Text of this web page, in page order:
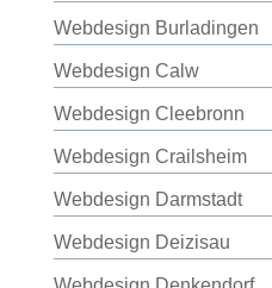
Webdesign Burladingen
Webdesign Calw
Webdesign Cleebronn
Webdesign Crailsheim
Webdesign Darmstadt
Webdesign Deizisau